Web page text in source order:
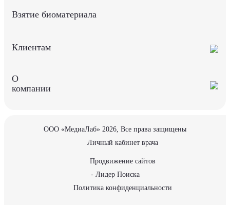
Взятие биоматериала
Клиентам
О
компании
ООО «МедиаЛаб» 2026, Все права защищены
Личный кабинет врача
Продвижение сайтов
- Лидер Поиска
Политика конфиденциальности